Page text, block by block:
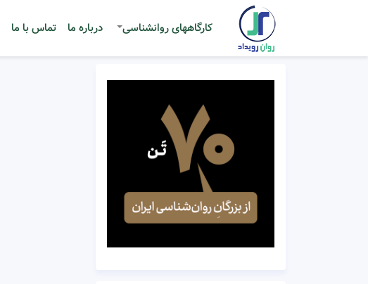
کارگاههای روانشناسی درباره ما تماس با ما